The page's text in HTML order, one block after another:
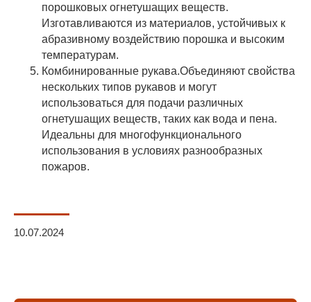
порошковых огнетушащих веществ.
Изготавливаются из материалов, устойчивых к
абразивному воздействию порошка и высоким
температурам.
Комбинированные рукава.Объединяют свойства
нескольких типов рукавов и могут
использоваться для подачи различных
огнетушащих веществ, таких как вода и пена.
Идеальны для многофункционального
использования в условиях разнообразных
пожаров.
10.07.2024